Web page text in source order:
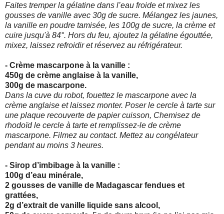
Faites tremper la gélatine dans l’eau froide et mixez les
gousses de vanille avec 30g de sucre. Mélangez les jaunes,
la vanille en poudre tamisée, les 100g de sucre, la crème et
cuire jusqu'à 84°. Hors du feu, ajoutez la gélatine égouttée,
mixez, laissez refroidir et réservez au réfrigérateur.
- Crème mascarpone à la vanille :
450g de crème anglaise à la vanille,
300g de mascarpone.
Dans la cuve du robot, fouettez le mascarpone avec la
crème anglaise et laissez monter. Poser le cercle à tarte sur
une plaque recouverte de papier cuisson, Chemisez de
rhodoïd le cercle à tarte et remplissez-le de crème
mascarpone. Filmez au contact. Mettez au congélateur
pendant au moins 3 heures.
- Sirop d’imbibage à la vanille :
100g d’eau minérale,
2 gousses de vanille de Madagascar fendues et
grattées,
2g d’extrait de vanille liquide sans alcool,